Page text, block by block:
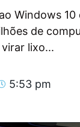
Windows 10
de
lixo...
5:53 pm